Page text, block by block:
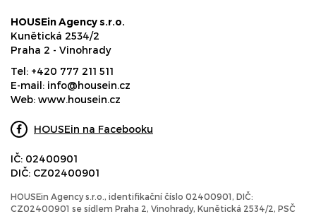
HOUSEin Agency s.r.o.
Kunětická 2534/2
Praha 2 - Vinohrady
Tel: +420 777 211 511
E-mail: info@housein.cz
Web: www.housein.cz
HOUSEin na Facebooku
IČ: 02400901
DIČ: CZ02400901
HOUSEin Agency s.r.o., identifikační číslo 02400901, DIČ:
CZ02400901 se sídlem Praha 2, Vinohrady, Kunětická 2534/2, PSČ